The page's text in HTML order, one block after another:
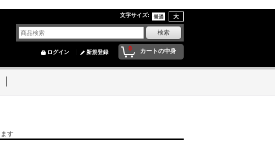
文字サイズ:
0 カートの中身
ログイン 新規登録
す